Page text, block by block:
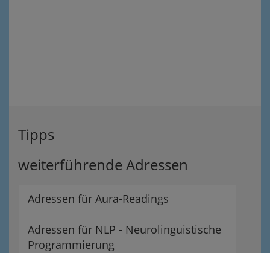
Tipps
weiterführende Adressen
Adressen für Aura-Readings
Adressen für NLP - Neurolinguistische
Programmierung